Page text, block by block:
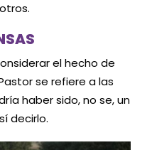
el hecho de
se refiere a las
haber sido, no se, un
decirlo.